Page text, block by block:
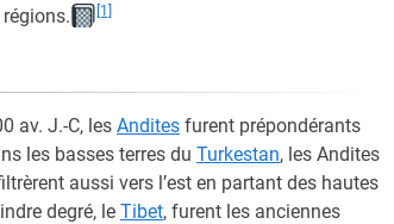
[1]
av. J.-C, les Andites furent prépondérants
les basses terres du Turkestan, les Andites
aussi vers l’est en partant des hautes
degré, le Tibet, furent les anciennes